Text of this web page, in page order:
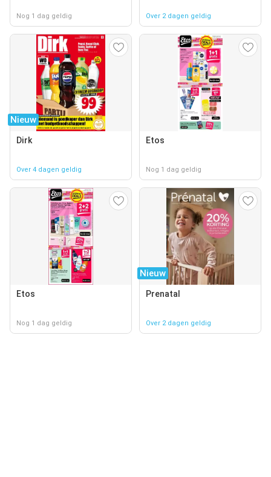
Nog 1 dag geldig Over 2 dagen geldig
Nieuw
Dirk
Over 4 dagen geldig
Etos
Nog 1 dag geldig
Etos
Nog 1 dag geldig
Nieuw
Prenatal
Over 2 dagen geldig